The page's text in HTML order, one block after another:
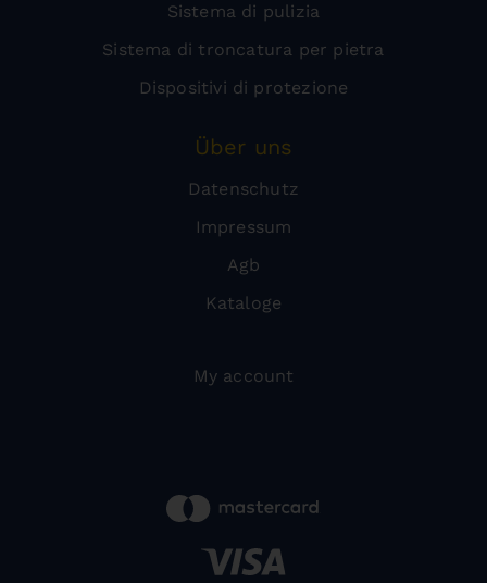
Sistema di pulizia
Sistema di troncatura per pietra
Dispositivi di protezione
Über uns
Datenschutz
Impressum
Agb
Kataloge
My account